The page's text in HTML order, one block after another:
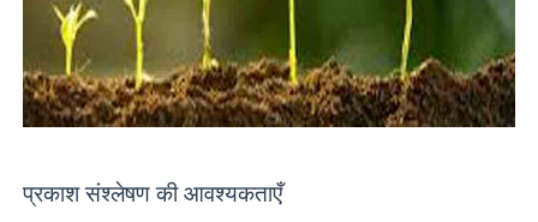
प्रकाश संश्लेषण की आवश्यकताएँ